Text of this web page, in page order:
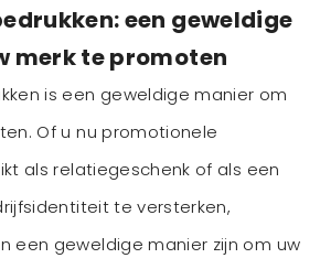
een geweldige
merk te promoten
is een geweldige manier om
Of u nu promotionele
als relatiegeschenk of als een
te versterken,
een geweldige manier zijn om uw